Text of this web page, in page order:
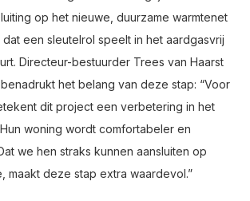
op het nieuwe, duurzame warmtenet
een sleutelrol speelt in het aardgasvrij
Directeur-bestuurder Trees van Haarst
het belang van deze stap: “Voor
dit project een verbetering in het
woning wordt comfortabeler en
we hen straks kunnen aansluiten op
maakt deze stap extra waardevol.”